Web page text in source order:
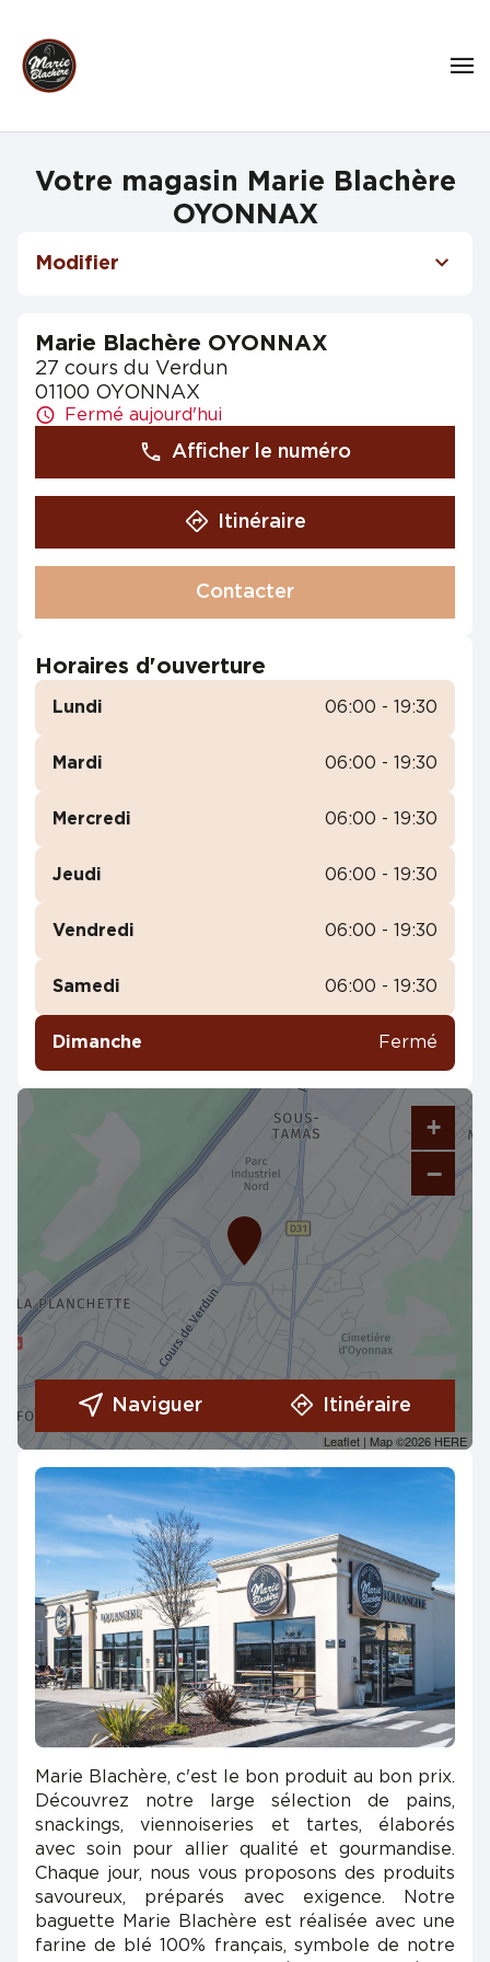
Votre magasin Marie Blachère
OYONNAX
Modifier
Marie Blachère OYONNAX
27 cours du Verdun
01100 OYONNAX
Fermé aujourd'hui
Afficher le numéro
Itinéraire
Contacter
Horaires d'ouverture
Lundi 06:00 - 19:30
Mardi 06:00 - 19:30
Mercredi 06:00 - 19:30
Jeudi 06:00 - 19:30
Vendredi 06:00 - 19:30
Samedi 06:00 - 19:30
Dimanche Fermé
+
−
Leaflet | Map ©2026 HERE
Naviguer Itinéraire
Marie Blachère, c'est le bon produit au bon prix.
Découvrez notre large sélection de pains,
snackings, viennoiseries et tartes, élaborés
avec soin pour allier qualité et gourmandise.
Chaque jour, nous vous proposons des produits
savoureux, préparés avec exigence. Notre
baguette Marie Blachère est réalisée avec une
farine de blé 100% français, symbole de notre